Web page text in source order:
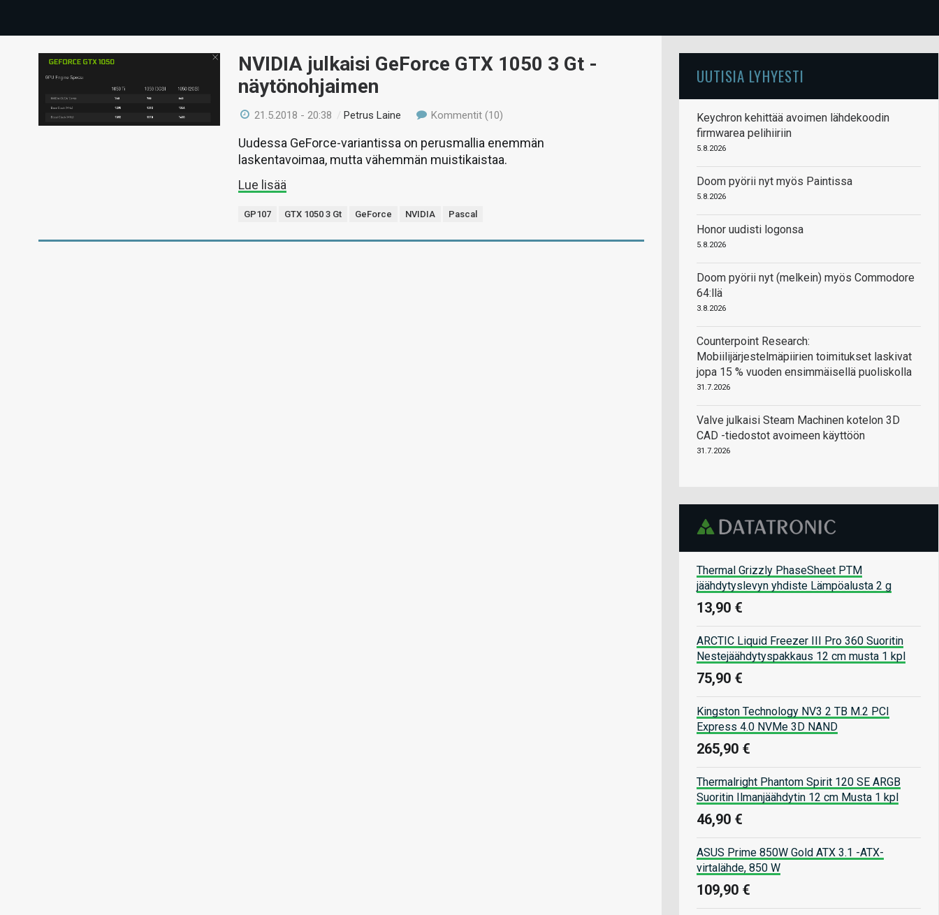
NVIDIA julkaisi GeForce GTX 1050 3 Gt -
näytönohjaimen
21.5.2018 - 20:38 /Petrus Laine Kommentit (10)
Uudessa GeForce-variantissa on perusmallia enemmän
laskentavoimaa, mutta vähemmän muistikaistaa.
Lue lisää
GP107 GTX 1050 3 Gt GeForce NVIDIA Pascal
UUTISIA LYHYESTI
Keychron kehittää avoimen lähdekoodin
firmwarea pelihiiriin
5.8.2026
Doom pyörii nyt myös Paintissa
5.8.2026
Honor uudisti logonsa
5.8.2026
Doom pyörii nyt (melkein) myös Commodore
64:llä
3.8.2026
Counterpoint Research:
Mobiilijärjestelmäpiirien toimitukset laskivat
jopa 15 % vuoden ensimmäisellä puoliskolla
31.7.2026
Valve julkaisi Steam Machinen kotelon 3D
CAD -tiedostot avoimeen käyttöön
31.7.2026
Thermal Grizzly PhaseSheet PTM
jäähdytyslevyn yhdiste Lämpöalusta 2 g
13,90 €
ARCTIC Liquid Freezer III Pro 360 Suoritin
Nestejäähdytyspakkaus 12 cm musta 1 kpl
75,90 €
Kingston Technology NV3 2 TB M.2 PCI
Express 4.0 NVMe 3D NAND
265,90 €
Thermalright Phantom Spirit 120 SE ARGB
Suoritin Ilmanjäähdytin 12 cm Musta 1 kpl
46,90 €
ASUS Prime 850W Gold ATX 3.1 -ATX-
virtalähde, 850 W
109,90 €